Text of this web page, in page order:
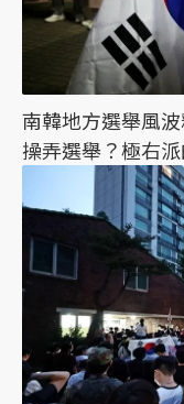
南韓地方選舉風
操弄選舉？極右